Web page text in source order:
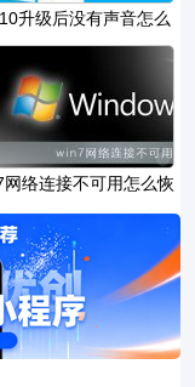
升级后没有声音怎么
办
网络连接不可用怎么恢
复